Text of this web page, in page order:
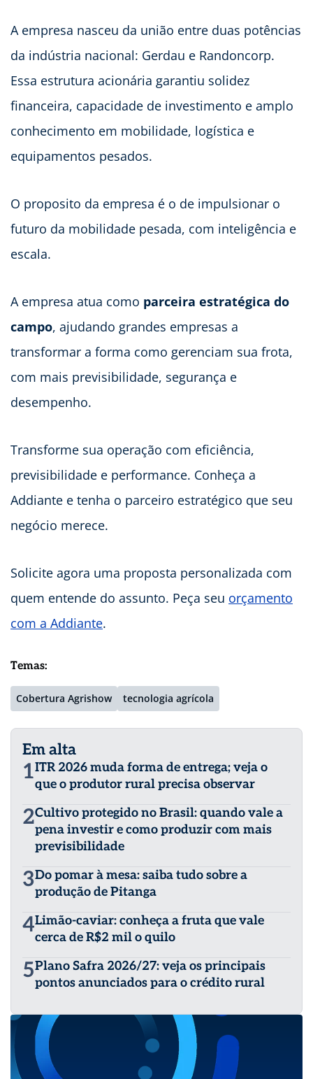
A empresa nasceu da união entre duas potências
da indústria nacional: Gerdau e Randoncorp.
Essa estrutura acionária garantiu solidez
financeira, capacidade de investimento e amplo
conhecimento em mobilidade, logística e
equipamentos pesados.
O proposito da empresa é o de impulsionar o
futuro da mobilidade pesada, com inteligência e
escala.
A empresa atua como parceira estratégica do
campo, ajudando grandes empresas a
transformar a forma como gerenciam sua frota,
com mais previsibilidade, segurança e
desempenho.
Transforme sua operação com eficiência,
previsibilidade e performance. Conheça a
Addiante e tenha o parceiro estratégico que seu
negócio merece.
Solicite agora uma proposta personalizada com
quem entende do assunto. Peça seu orçamento
com a Addiante.
Temas:
Cobertura Agrishow tecnologia agrícola
Em alta
1ITR 2026 muda forma de entrega; veja o
que o produtor rural precisa observar
2Cultivo protegido no Brasil: quando vale a
pena investir e como produzir com mais
previsibilidade
3Do pomar à mesa: saiba tudo sobre a
produção de Pitanga
4Limão-caviar: conheça a fruta que vale
cerca de R$2 mil o quilo
5Plano Safra 2026/27: veja os principais
pontos anunciados para o crédito rural